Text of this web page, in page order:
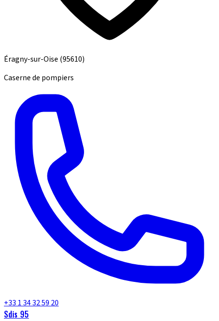
Éragny-sur-Oise (95610)
Caserne de pompiers
+33 1 34 32 59 20
Sdis 95